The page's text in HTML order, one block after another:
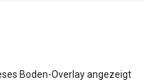
Boden-Overlay angezeigt